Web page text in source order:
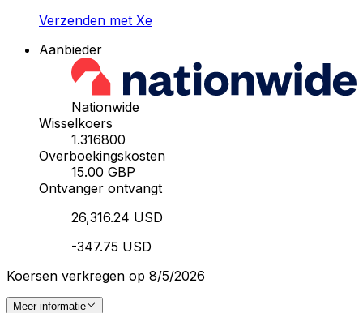
Verzenden met Xe
Aanbieder
Nationwide
Wisselkoers
1.316800
Overboekingskosten
15.00 GBP
Ontvanger ontvangt
26,316.24 USD
-347.75 USD
Koersen verkregen op 8/5/2026
Meer informatie